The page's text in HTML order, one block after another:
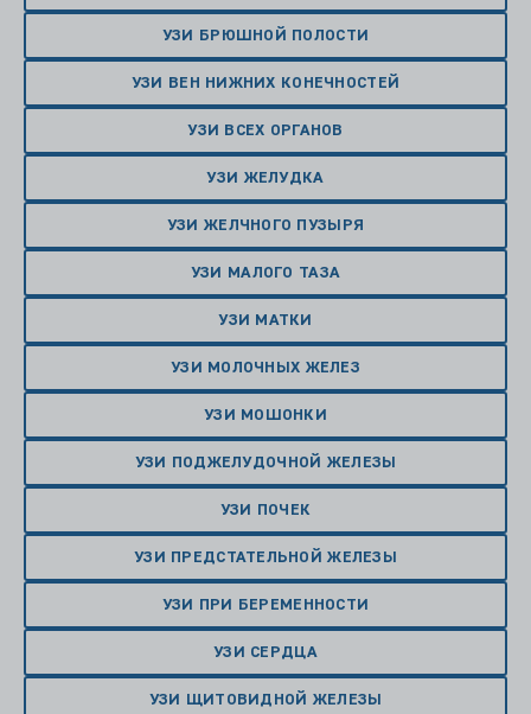
УЗИ БРЮШНОЙ ПОЛОСТИ
УЗИ ВЕН НИЖНИХ КОНЕЧНОСТЕЙ
УЗИ ВСЕХ ОРГАНОВ
УЗИ ЖЕЛУДКА
УЗИ ЖЕЛЧНОГО ПУЗЫРЯ
УЗИ МАЛОГО ТАЗА
УЗИ МАТКИ
УЗИ МОЛОЧНЫХ ЖЕЛЕЗ
УЗИ МОШОНКИ
УЗИ ПОДЖЕЛУДОЧНОЙ ЖЕЛЕЗЫ
УЗИ ПОЧЕК
УЗИ ПРЕДСТАТЕЛЬНОЙ ЖЕЛЕЗЫ
УЗИ ПРИ БЕРЕМЕННОСТИ
УЗИ СЕРДЦА
УЗИ ЩИТОВИДНОЙ ЖЕЛЕЗЫ